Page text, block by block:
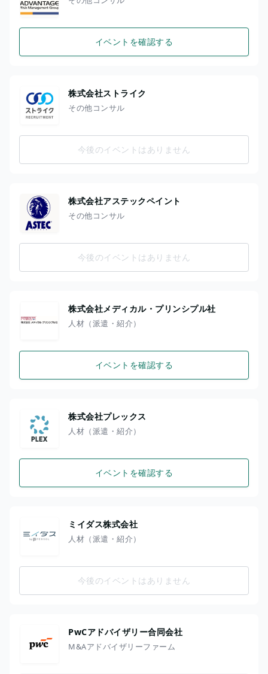
イベントを確認する
株式会社ストライク
その他コンサル
今後のイベントはありません
株式会社アステックペイント
その他コンサル
今後のイベントはありません
株式会社メディカル・プリンシプル社
人材（派遣・紹介）
イベントを確認する
株式会社プレックス
人材（派遣・紹介）
イベントを確認する
ミイダス株式会社
人材（派遣・紹介）
今後のイベントはありません
PwCアドバイザリー合同会社
M&Aアドバイザリーファーム